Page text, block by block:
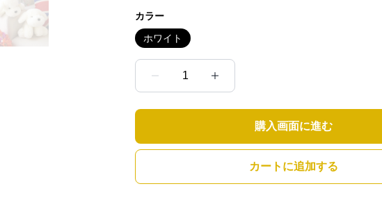
カラー
ホワイト
1
購入画面に進む
カートに追加する